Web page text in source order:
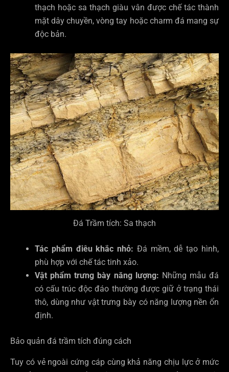
thạch hoặc sa thạch giàu vân được chế tác thành
mặt dây chuyền, vòng tay hoặc charm đá mang sự
độc bản.
Đá Trầm tích: Sa thạch
Tác phẩm điêu khắc nhỏ: Đá mềm, dễ tạo hình,
phù hợp với chế tác tinh xảo.
Vật phẩm trưng bày năng lượng: Những mẫu đá
có cấu trúc độc đáo thường được giữ ở trạng thái
thô, dùng như vật trưng bày có năng lượng nền ổn
định.
Bảo quản đá trầm tích đúng cách
Tuy có vẻ ngoài cứng cáp cùng khả năng chịu lực ở mức